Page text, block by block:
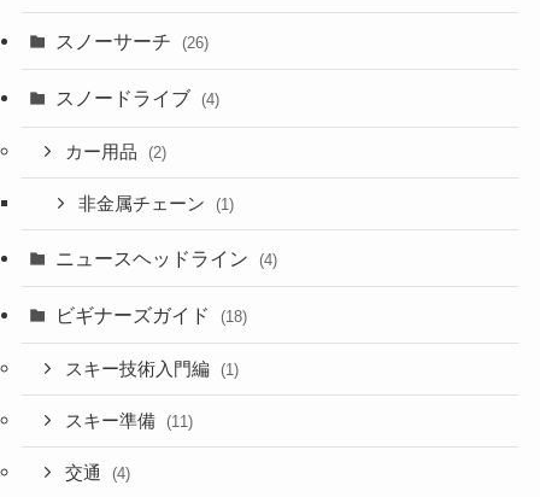
スノーサーチ (26)
スノードライブ (4)
カー用品 (2)
非金属チェーン (1)
ニュースヘッドライン (4)
ビギナーズガイド (18)
スキー技術入門編 (1)
スキー準備 (11)
交通 (4)